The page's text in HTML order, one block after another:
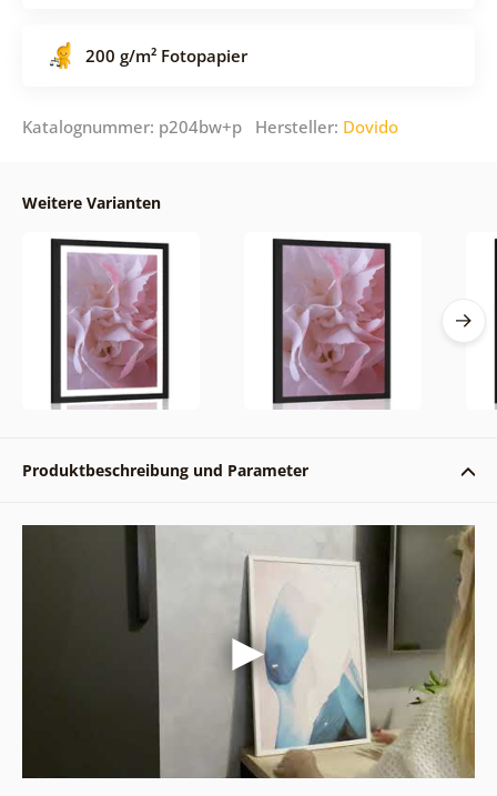
200 g/m² Fotopapier
Katalognummer: p204bw+p Hersteller: Dovido
Weitere Varianten
Produktbeschreibung und Parameter